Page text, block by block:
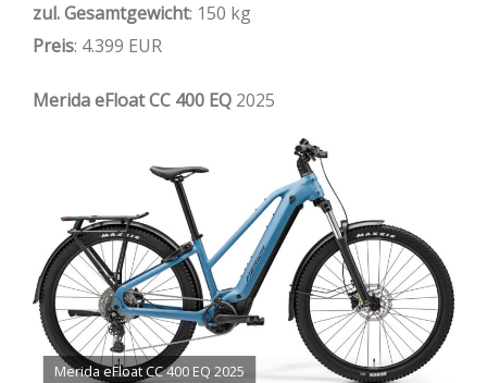
zul. Gesamtgewicht: 150 kg
Preis: 4.399 EUR
Merida eFloat CC 400 EQ 2025
Merida eFloat CC 400 EQ 2025